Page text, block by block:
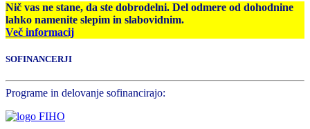
Nič vas ne stane, da ste dobrodelni. Del odmere od dohodnine
lahko namenite slepim in slabovidnim.
Več informacij
SOFINANCERJI
Programe in delovanje sofinancirajo: